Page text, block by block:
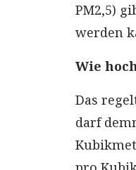
PM2,5)
werden
Wie
Das
darf